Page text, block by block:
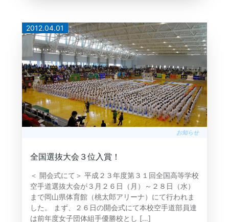
2012.04.01
お知らせ
全国選抜大会３位入賞！
＜ 開会式にて＞ 平成２３年度第３１回全国高等学校
空手道選抜大会が３月２６日（月）～２８日（水）
まで岡山県体育館（桃太郎アリーナ）にて行われま
した。 まず、２６日の開会式にて本校空手道部員達
は前年度女子団体組手優勝校とし […]